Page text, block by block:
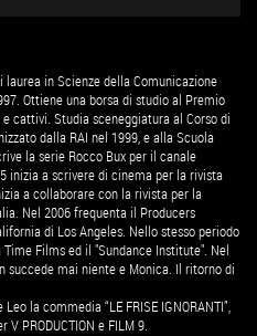
in Scienze della Comunicazione
Ottiene una borsa di studio al Premio
cattivi. Studia sceneggiatura al Corso di
dalla RAI nel 1999, e alla Scuola
la serie Rocco Bux per il canale
inizia a scrivere di cinema per la rivista
a collaborare con la rivista per la
Nel 2006 frequenta il Producers
di Los Angeles. Nello stesso periodo
Films ed il "Sundance Institute". Nel
succede mai niente e Monica. Il ritorno di
la commedia “LE FRISE IGNORANTI”,
PRODUCTION e FILM 9.